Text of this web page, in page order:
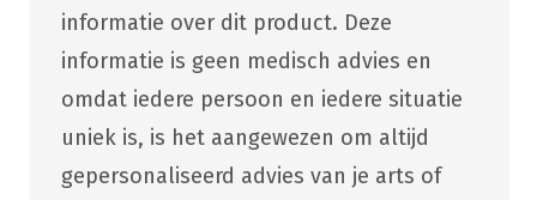
informatie over dit product. Deze
informatie is geen medisch advies en
omdat iedere persoon en iedere situatie
uniek is, is het aangewezen om altijd
gepersonaliseerd advies van je arts of